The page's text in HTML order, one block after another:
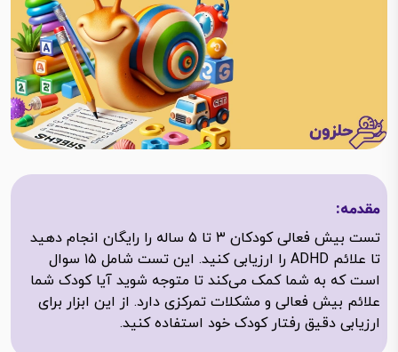
مقدمه:
تست بیش فعالی کودکان ۳ تا ۵ ساله را رایگان انجام دهید
تا علائم ADHD را ارزیابی کنید. این تست شامل ۱۵ سوال
است که به شما کمک می‌کند تا متوجه شوید آیا کودک شما
علائم بیش فعالی و مشکلات تمرکزی دارد. از این ابزار برای
ارزیابی دقیق رفتار کودک خود استفاده کنید.